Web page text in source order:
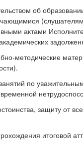
об
актами
методические
по
защиту от
итоговой